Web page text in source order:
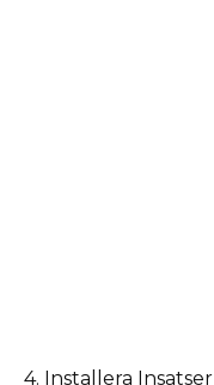
4. Installera Insatser